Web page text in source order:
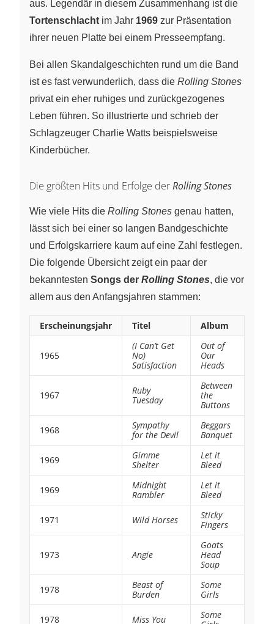
aus. Legendär in diesem Zusammenhang ist die
Tortenschlacht im Jahr 1969 zur Präsentation
ihrer neuen Platte bei einem Presseempfang.
Bei allen Skandalgeschichten rund um die Band
ist es fast verwunderlich, dass die Rolling Stones
privat ein eher ruhiges und zurückgezogenes
Leben führen. So illustrierte und schrieb der
Schlagzeuger Charlie Watts beispielsweise
Kinderbücher.
Die größten Hits und Erfolge derRolling Stones
Wie viele Hits die Rolling Stones genau hatten,
lässt sich bei einer so langen Bandgeschichte
und Erfolgskarriere kaum auf eine Zahl festlegen.
Die folgende Übersicht zeigt ein paar der
bekanntesten Songs der Rolling Stones, die vor
allem aus den Anfangsjahren stammen:
Erscheinungsjahr Titel Album
1965
(I Can’t Get
No)
Satisfaction
Out of
Our
Heads
1967
Ruby
Tuesday
Between
the
Buttons
1968
Sympathy
for the Devil
Beggars
Banquet
1969
Gimme
Shelter
Let it
Bleed
1969
Midnight
Rambler
Let it
Bleed
1971 Wild Horses
Sticky
Fingers
1973 Angie
Goats
Head
Soup
1978
Beast of
Burden
Some
Girls
1978 Miss You
Some